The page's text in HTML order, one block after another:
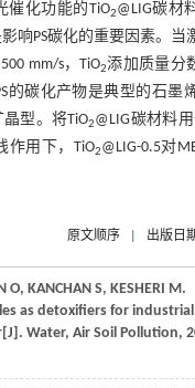
催化功能的TiO2@LIG碳材
响PS碳化的重要因素。当
mm/s，TiO2添加质量分
的碳化产物是典型的石墨
型。将TiO2@LIG碳材料
作用下，TiO2@LIG-0.5对
原文顺序 出版日
O, KANCHAN S, KESHERI M.
as detoxifiers for industrial
Water, Air Soil Pollution,